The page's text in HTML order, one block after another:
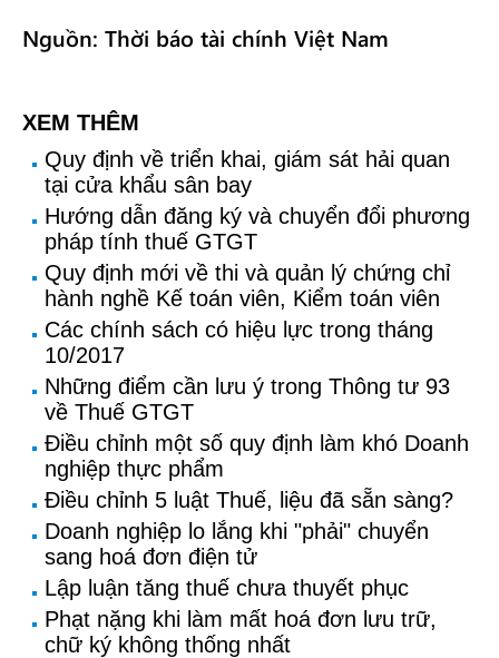
Nguồn: Thời báo tài chính Việt Nam
XEM THÊM
Quy định về triển khai, giám sát hải quan
tại cửa khẩu sân bay
Hướng dẫn đăng ký và chuyển đổi phương
pháp tính thuế GTGT
Quy định mới về thi và quản lý chứng chỉ
hành nghề Kế toán viên, Kiểm toán viên
Các chính sách có hiệu lực trong tháng
10/2017
Những điểm cần lưu ý trong Thông tư 93
về Thuế GTGT
Điều chỉnh một số quy định làm khó Doanh
nghiệp thực phẩm
Điều chỉnh 5 luật Thuế, liệu đã sẵn sàng?
Doanh nghiệp lo lắng khi "phải" chuyển
sang hoá đơn điện tử
Lập luận tăng thuế chưa thuyết phục
Phạt nặng khi làm mất hoá đơn lưu trữ,
chữ ký không thống nhất